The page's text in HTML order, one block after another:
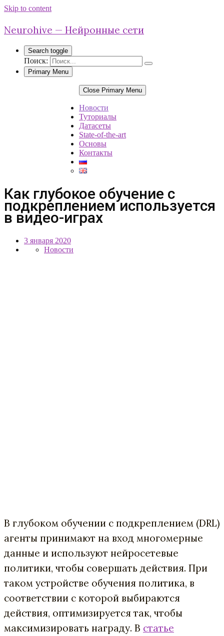
Skip to content
Neurohive — Нейронные сети
Search toggle
Поиск:
Primary Menu
Close Primary Menu
Новости
Туториалы
Датасеты
State-of-the-art
Основы
Контакты
Как глубокое обучение с
подкреплением используется
в видео-играх
3 января 2020
Новости
В глубоком обучении с подкреплением (DRL)
агенты принимают на вход многомерные
данные и используют нейросетевые
политики, чтобы совершать действия. При
таком устройстве обучения политика, в
соответствии с которой выбираются
действия, оптимизируется так, чтобы
максимизировать награду. В статье